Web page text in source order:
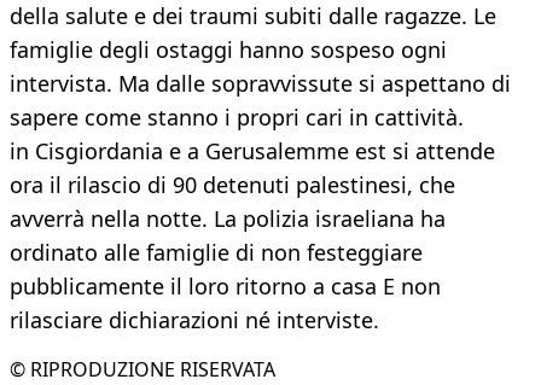
della salute e dei traumi subiti dalle ragazze. Le
famiglie degli ostaggi hanno sospeso ogni
intervista. Ma dalle sopravvissute si aspettano di
sapere come stanno i propri cari in cattività.
in Cisgiordania e a Gerusalemme est si attende
ora il rilascio di 90 detenuti palestinesi, che
avverrà nella notte. La polizia israeliana ha
ordinato alle famiglie di non festeggiare
pubblicamente il loro ritorno a casa E non
rilasciare dichiarazioni né interviste.
© RIPRODUZIONE RISERVATA